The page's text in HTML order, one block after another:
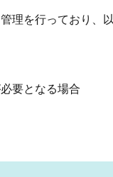
理を行っており、
要となる場合